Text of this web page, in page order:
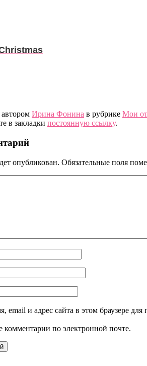
Ирина Фонина в рубрике Мои
в закладки постоянную ссылку.
опубликован. Обязательные поля
email и адрес сайта в этом браузере
комментарии по электронной почте.